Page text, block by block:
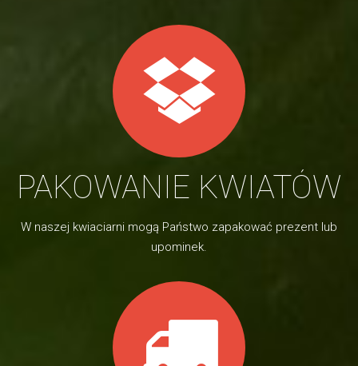
PAKOWANIE KWIATÓW
W naszej kwiaciarni mogą Państwo zapakować prezent lub
upominek.